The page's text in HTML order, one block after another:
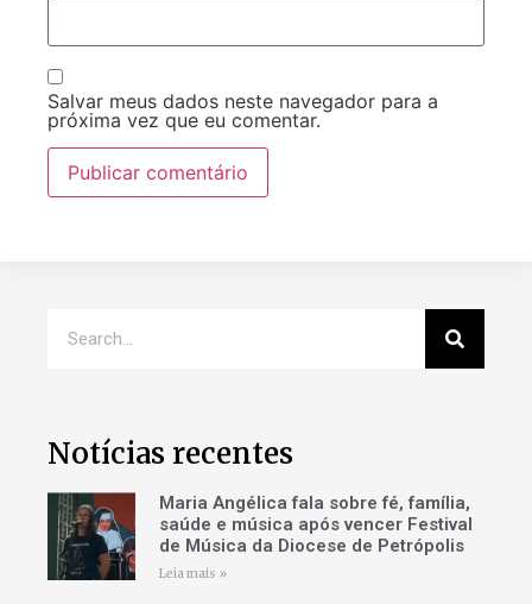
Salvar meus dados neste navegador para a
próxima vez que eu comentar.
Notícias recentes
Maria Angélica fala sobre fé, família,
saúde e música após vencer Festival
de Música da Diocese de Petrópolis
Leia mais »